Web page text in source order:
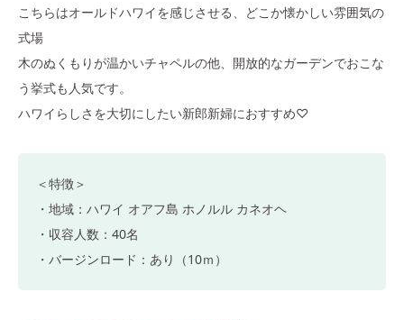
こちらはオールドハワイを感じさせる、どこか懐かしい雰囲気の
式場
木のぬくもりが温かいチャペルの他、開放的なガーデンでおこな
う挙式も人気です。
ハワイらしさを大切にしたい新郎新婦におすすめ♡
＜特徴＞
・地域：ハワイ オアフ島 ホノルル カネオヘ
・収容人数：40名
・バージンロード：あり（10ｍ）